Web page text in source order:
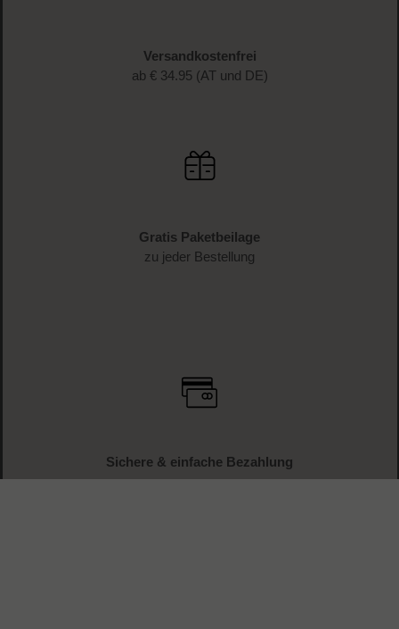
Versandkostenfrei
ab € 34.95 (AT und DE)
Gratis Paketbeilage
zu jeder Bestellung
Sichere & einfache Bezahlung